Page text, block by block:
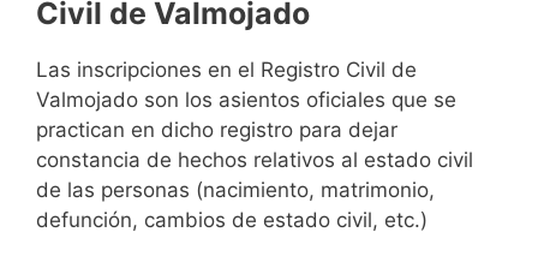
Civil de Valmojado
Las inscripciones en el Registro Civil de
Valmojado son los asientos oficiales que se
practican en dicho registro para dejar
constancia de hechos relativos al estado civil
de las personas (nacimiento, matrimonio,
defunción, cambios de estado civil, etc.)